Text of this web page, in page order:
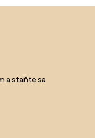
a staňte sa